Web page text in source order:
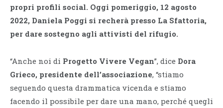
propri profili social. Oggi pomeriggio, 12 agosto
2022, Daniela Poggi si recherà presso La Sfattoria,
per dare sostegno agli attivisti del rifugio.
“Anche noi di Progetto Vivere Vegan”, dice Dora
Grieco, presidente dell’associazione, “stiamo
seguendo questa drammatica vicenda e stiamo
facendo il possibile per dare una mano, perché quegli